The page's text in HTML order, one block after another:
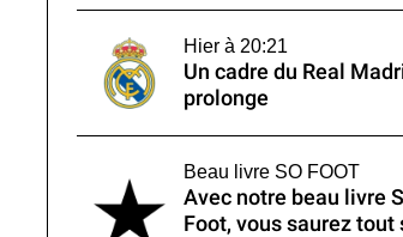
Hier à 20:21
Un cadre du Real
prolonge
Beau livre SO FOOT
Avec notre beau livre
Foot, vous saurez tout